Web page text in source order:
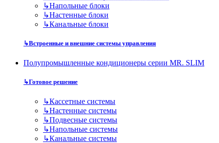
↳Напольные блоки
↳Настенные блоки
↳Канальные блоки
↳Встроенные и внешние системы управления
Полупромышленные кондиционеры серии MR. SLIM
↳Готовое решение
↳Кассетные системы
↳Настенные системы
↳Подвесные системы
↳Напольные системы
↳Канальные системы